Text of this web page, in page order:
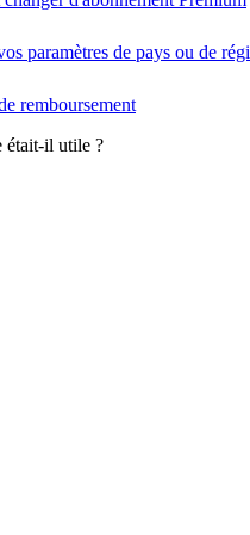
paramètres de pays ou de
remboursement
était-il utile ?